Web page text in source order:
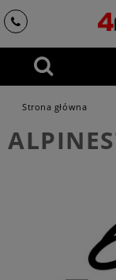
Strona główna